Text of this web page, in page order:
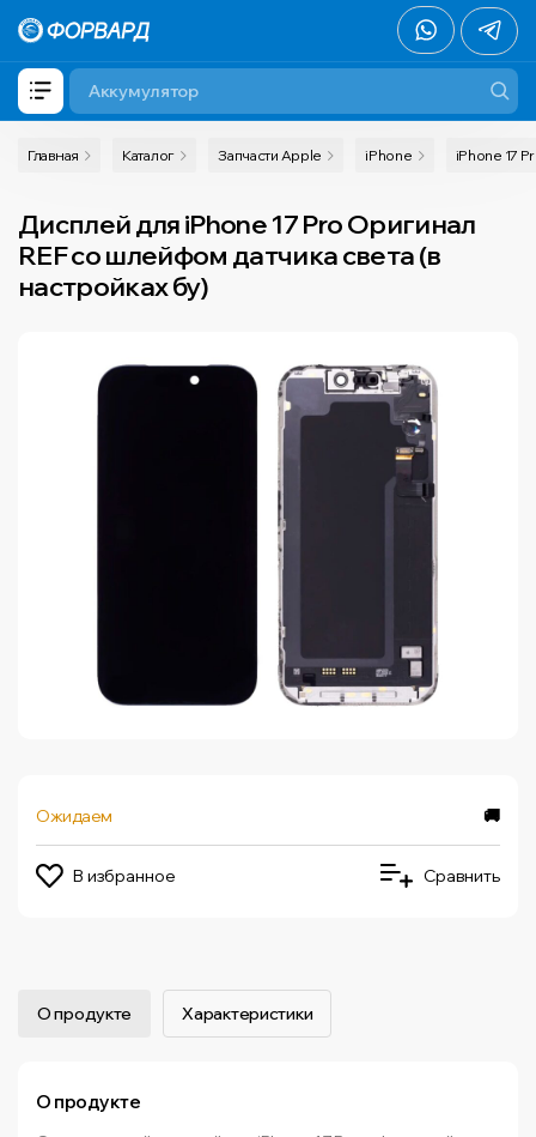
Главная Каталог Запчасти Apple iPhone iPhone 17
Дисплей для iPhone 17 Pro Оригинал
REF со шлейфом датчика света (в
настройках бу)
Ожидаем 🚚
В избранное Сравнить
О продукте Характеристики
О продукте